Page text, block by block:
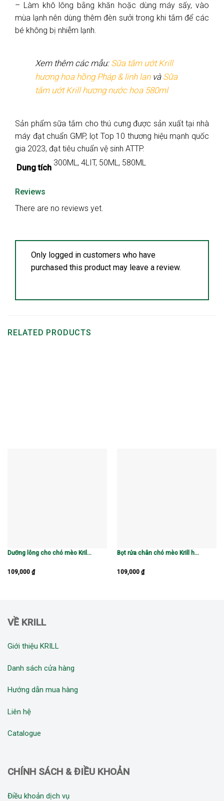
– Làm khô lông bằng khăn hoặc dùng máy sấy, vào
mùa lạnh nên dùng thêm đèn sưởi trong khi tắm để các
bé không bị nhiễm lạnh.
Xem thêm các mẫu: Sữa tắm ướt Krill
hương hoa hồng Pháp & linh lanvà Sữa
tắm ướt Krill hương nước hoa 580ml
Sản phẩm sữa tắm cho thú cưng được sản xuất tại nhà
máy đạt chuẩn GMP, lọt Top 10 thương hiệu mạnh quốc
gia 2023, đạt tiêu chuẩn vệ sinh ATTP.
Dung tích
300ML, 4LIT, 50ML, 580ML
Reviews
There are no reviews yet.
Only logged in customers who have
purchased this product may leave a review.
RELATED PRODUCTS
Dưỡng lông cho chó mèo Krill chính hãng hương hoa hồng & linh lan
109,000 ₫
Bọt rửa chân chó mèo Krill hương monoi
109,000 ₫
VỀ KRILL
Giới thiệu KRILL
Danh sách cửa hàng
Hướng dẫn mua hàng
Liên hệ
Catalogue
CHÍNH SÁCH & ĐIỀU KHOẢN
Điều khoản dịch vụ